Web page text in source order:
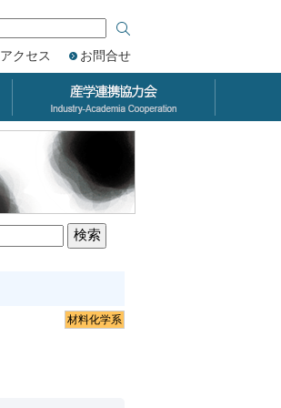
アクセス お問合せ
材料化学系